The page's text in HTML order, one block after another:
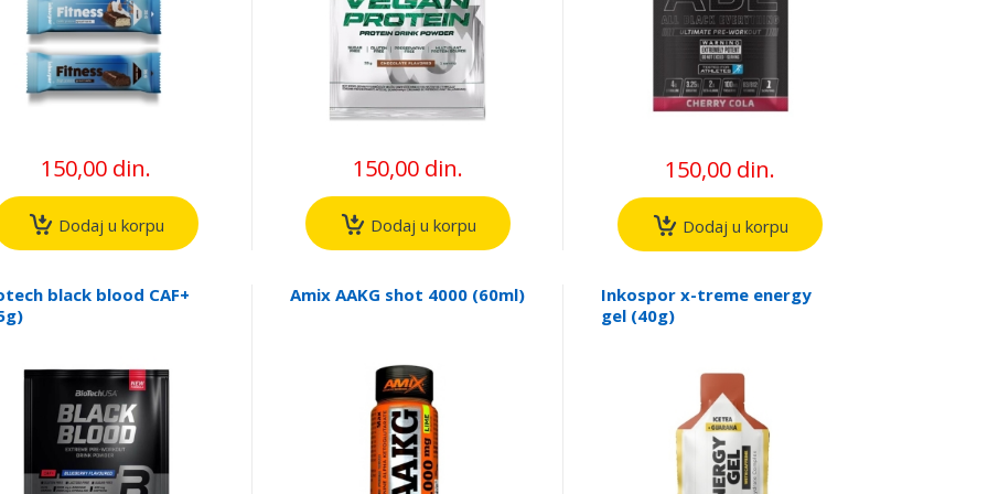
150,00 din.
Dodaj u korpu
150,00 din.
Dodaj u korpu
150,00 din.
Dodaj u korpu
black blood CAF+
Amix AAKG shot 4000 (60ml)
Inkospor x-treme energy
gel (40g)